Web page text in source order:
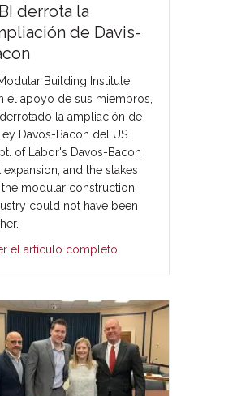
derrota la
de Davis-
Building Institute,
el apoyo de sus miembros,
la ampliación de
Davos-Bacon del US.
of Labor's Davos-Bacon
expansion, and the stakes
modular construction
could not have been
el artículo completo